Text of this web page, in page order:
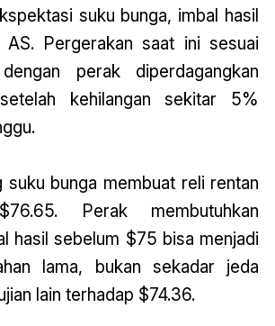
suku bunga, imbal hasil
Pergerakan saat ini sesuai
perak diperdagangkan
kehilangan sekitar 5%
suku bunga membuat reli rentan
Perak membutuhkan
hasil sebelum $75 bisa menjadi
lama, bukan sekadar jeda
lain terhadap $74.36.